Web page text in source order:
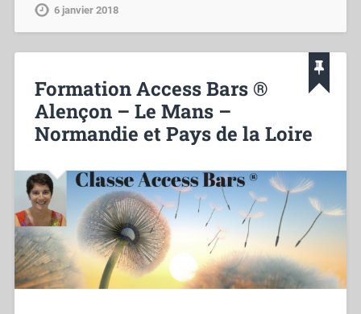
6 janvier 2018
Formation Access Bars ®
Alençon – Le Mans –
Normandie et Pays de la Loire